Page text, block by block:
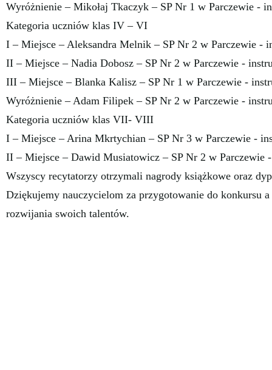
Wyróżnienie – Mikołaj Tkaczyk – SP Nr 1 w Parczewie -
Kategoria uczniów klas IV – VI
I – Miejsce – Aleksandra Melnik – SP Nr 2 w Parczewie -
II – Miejsce – Nadia Dobosz – SP Nr 2 w Parczewie -
III – Miejsce – Blanka Kalisz – SP Nr 1 w Parczewie -
Wyróżnienie – Adam Filipek – SP Nr 2 w Parczewie -
Kategoria uczniów klas VII- VIII
I – Miejsce – Arina Mkrtychian – SP Nr 3 w Parczewie -
II – Miejsce – Dawid Musiatowicz – SP Nr 2 w Parczewie
Wszyscy recytatorzy otrzymali nagrody książkowe oraz
Dziękujemy nauczycielom za przygotowanie do konkursu
rozwijania swoich talentów.